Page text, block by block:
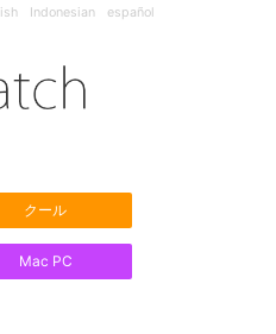
Indonesian español
クール
Mac PC